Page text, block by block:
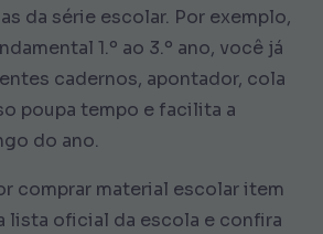
da série escolar. Por exemplo,
1.º ao 3.º ano, você já
cadernos, apontador, cola
poupa tempo e facilita a
do ano.
comprar material escolar item
lista oficial da escola e confira